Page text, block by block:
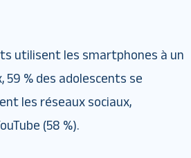
utilisent les smartphones à un
59 % des adolescents se
les réseaux sociaux,
(58 %).